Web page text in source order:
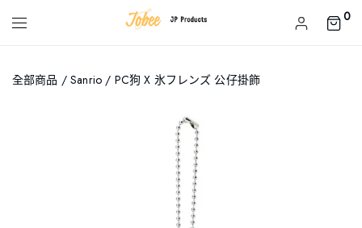
0
全部商品 /Sanrio / PC狗 X 氷フレンズ 公仔掛飾